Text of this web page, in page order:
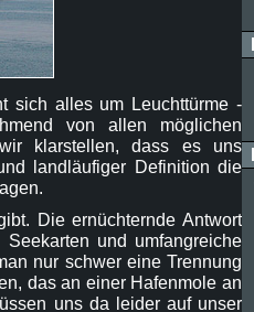
sich alles um Leuchttürme -
von allen möglichen
klarstellen, dass es uns
landläufiger Definition die
Die ernüchternde Antwort
und umfangreiche
nur schwer eine Trennung
das an einer Hafenmole an
uns da leider auf unser